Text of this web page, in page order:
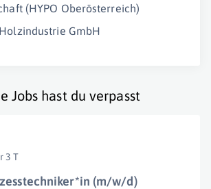
(HYPO Oberösterreich)
GmbH
Jobs hast du verpasst
3 T
(m/w/d)